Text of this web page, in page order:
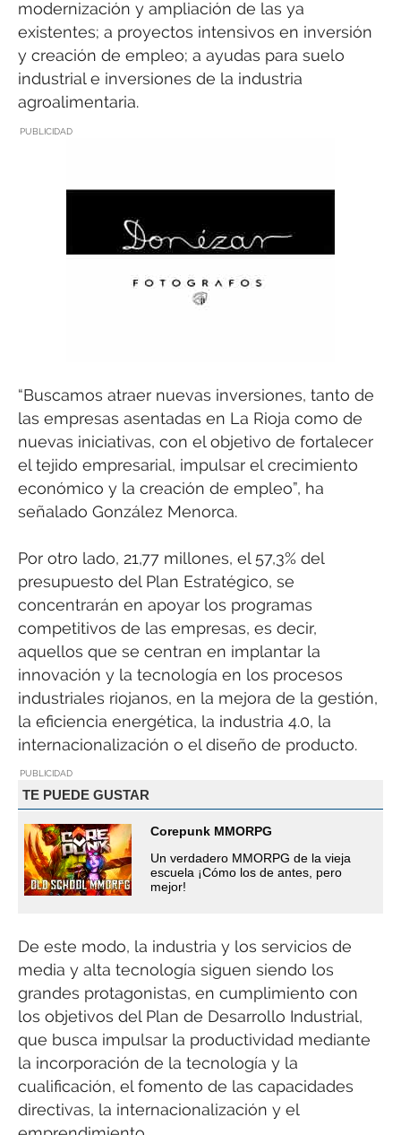
modernización y ampliación de las ya
existentes; a proyectos intensivos en inversión
y creación de empleo; a ayudas para suelo
industrial e inversiones de la industria
agroalimentaria.
PUBLICIDAD
“Buscamos atraer nuevas inversiones, tanto de
las empresas asentadas en La Rioja como de
nuevas iniciativas, con el objetivo de fortalecer
el tejido empresarial, impulsar el crecimiento
económico y la creación de empleo”, ha
señalado González Menorca.
Por otro lado, 21,77 millones, el 57,3% del
presupuesto del Plan Estratégico, se
concentrarán en apoyar los programas
competitivos de las empresas, es decir,
aquellos que se centran en implantar la
innovación y la tecnología en los procesos
industriales riojanos, en la mejora de la gestión,
la eficiencia energética, la industria 4.0, la
internacionalización o el diseño de producto.
PUBLICIDAD
TE PUEDE GUSTAR
Corepunk MMORPG
Un verdadero MMORPG de la vieja
escuela ¡Cómo los de antes, pero
mejor!
De este modo, la industria y los servicios de
media y alta tecnología siguen siendo los
grandes protagonistas, en cumplimiento con
los objetivos del Plan de Desarrollo Industrial,
que busca impulsar la productividad mediante
la incorporación de la tecnología y la
cualificación, el fomento de las capacidades
directivas, la internacionalización y el